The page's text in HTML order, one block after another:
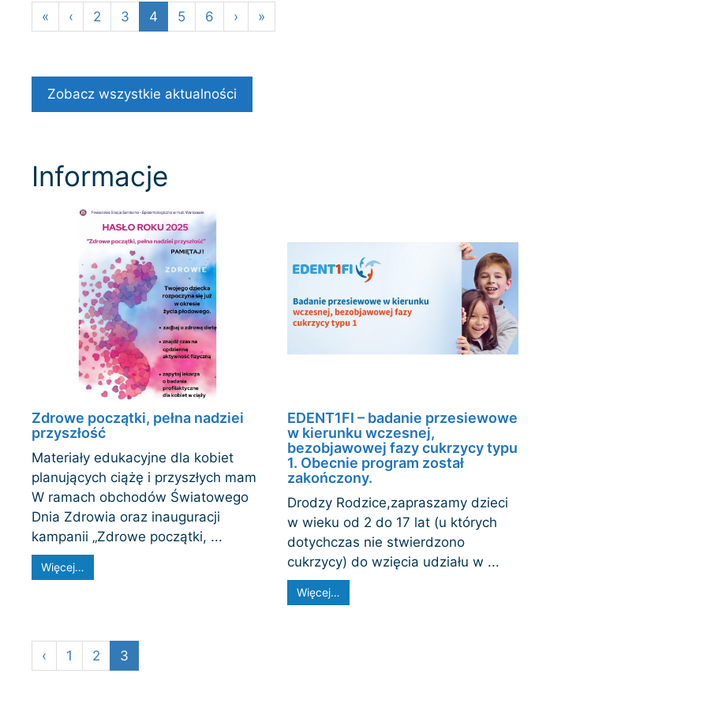
« ‹ 2 3 4 5 6 › »
Zobacz wszystkie aktualności
Informacje
Zdrowe początki, pełna nadziei
przyszłość
Materiały edukacyjne dla kobiet
planujących ciążę i przyszłych mam
W ramach obchodów Światowego
Dnia Zdrowia oraz inauguracji
kampanii „Zdrowe początki, ...
Więcej…
EDENT1FI – badanie przesiewowe
w kierunku wczesnej,
bezobjawowej fazy cukrzycy typu
1. Obecnie program został
zakończony.
Drodzy Rodzice,zapraszamy dzieci
w wieku od 2 do 17 lat (u których
dotychczas nie stwierdzono
cukrzycy) do wzięcia udziału w ...
Więcej…
‹ 1 2 3